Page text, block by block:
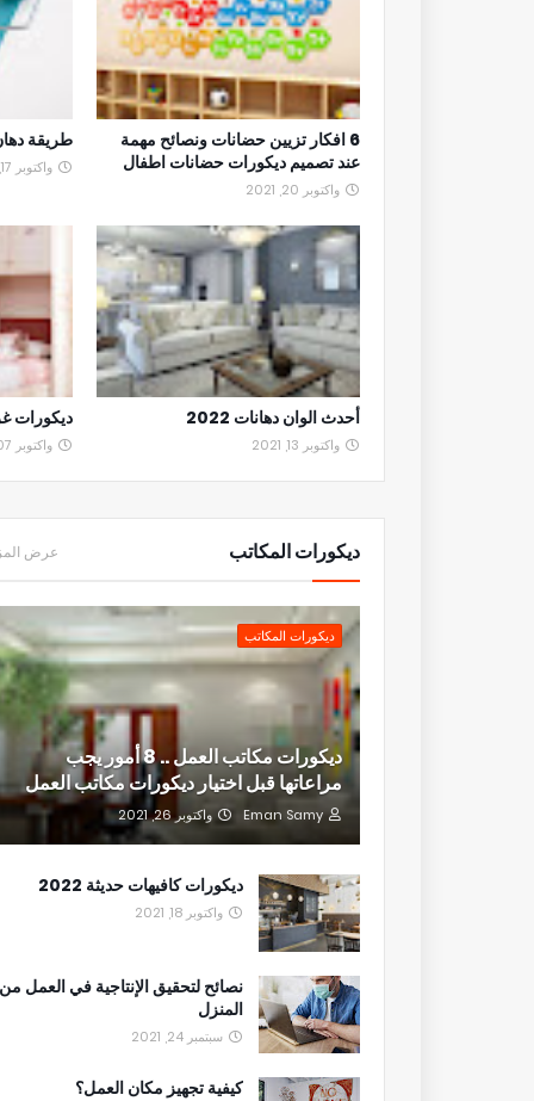
6 افكار تزيين حضانات ونصائح مهمة
عند تصميم ديكورات حضانات اطفال
واكتوبر 20, 2021
طريقة
واكتوبر 17, 2021
أحدث الوان دهانات 2022
واكتوبر 13, 2021
ديكورات
واكتوبر 07, 2021
ديكورات المكاتب عرض
ديكورات المكاتب
ديكورات مكاتب العمل .. 8 أمور يجب
مراعاتها قبل اختيار ديكورات مكاتب العمل
Eman Samy واكتوبر 26, 2021
ديكورات كافيهات حديثة 2022
واكتوبر 18, 2021
نصائح لتحقيق الإنتاجية في العمل من
المنزل
سبتمبر 24, 2021
كيفية تجهيز مكان العمل؟